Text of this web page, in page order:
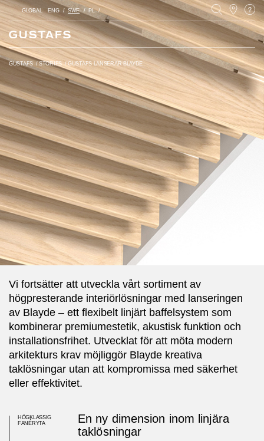
GLOBAL ENG SWE PL
GUSTAFS /STORIES /GUSTAFS LANSERAR BLAYDE
Vi fortsätter att utveckla vårt sortiment av
högpresterande interiörlösningar med lanseringen
av Blayde – ett flexibelt linjärt baffelsystem som
kombinerar premiumestetik, akustisk funktion och
installationsfrihet. Utvecklat för att möta modern
arkitekturs krav möjliggör Blayde kreativa
taklösningar utan att kompromissa med säkerhet
eller effektivitet.
HÖGKLASSIG
FANÉRYTA
En ny dimension inom linjära
taklösningar